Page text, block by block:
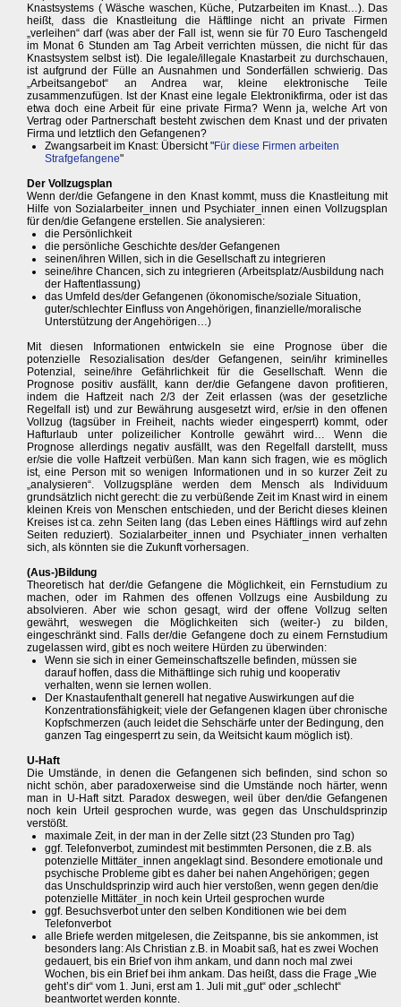
Knastsystems ( Wäsche waschen, Küche, Putzarbeiten im Knast…). Das
heißt, dass die Knastleitung die Häftlinge nicht an private Firmen
„verleihen“ darf (was aber der Fall ist, wenn sie für 70 Euro Taschengeld
im Monat 6 Stunden am Tag Arbeit verrichten müssen, die nicht für das
Knastsystem selbst ist). Die legale/illegale Knastarbeit zu durchschauen,
ist aufgrund der Fülle an Ausnahmen und Sonderfällen schwierig. Das
„Arbeitsangebot“ an Andrea war, kleine elektronische Teile
zusammenzufügen. Ist der Knast eine legale Elektronikfirma, oder ist das
etwa doch eine Arbeit für eine private Firma? Wenn ja, welche Art von
Vertrag oder Partnerschaft besteht zwischen dem Knast und der privaten
Firma und letztlich den Gefangenen?
Zwangsarbeit im Knast: Übersicht "Für diese Firmen arbeiten
Strafgefangene"
Der Vollzugsplan
Wenn der/die Gefangene in den Knast kommt, muss die Knastleitung mit
Hilfe von Sozialarbeiter_innen und Psychiater_innen einen Vollzugsplan
für den/die Gefangene erstellen. Sie analysieren:
die Persönlichkeit
die persönliche Geschichte des/der Gefangenen
seinen/ihren Willen, sich in die Gesellschaft zu integrieren
seine/ihre Chancen, sich zu integrieren (Arbeitsplatz/Ausbildung nach
der Haftentlassung)
das Umfeld des/der Gefangenen (ökonomische/soziale Situation,
guter/schlechter Einfluss von Angehörigen, finanzielle/moralische
Unterstützung der Angehörigen…)
Mit diesen Informationen entwickeln sie eine Prognose über die
potenzielle Resozialisation des/der Gefangenen, sein/ihr kriminelles
Potenzial, seine/ihre Gefährlichkeit für die Gesellschaft. Wenn die
Prognose positiv ausfällt, kann der/die Gefangene davon profitieren,
indem die Haftzeit nach 2/3 der Zeit erlassen (was der gesetzliche
Regelfall ist) und zur Bewährung ausgesetzt wird, er/sie in den offenen
Vollzug (tagsüber in Freiheit, nachts wieder eingesperrt) kommt, oder
Hafturlaub unter polizeilicher Kontrolle gewährt wird… Wenn die
Prognose allerdings negativ ausfällt, was den Regelfall darstellt, muss
er/sie die volle Haftzeit verbüßen. Man kann sich fragen, wie es möglich
ist, eine Person mit so wenigen Informationen und in so kurzer Zeit zu
„analysieren“. Vollzugspläne werden dem Mensch als Individuum
grundsätzlich nicht gerecht: die zu verbüßende Zeit im Knast wird in einem
kleinen Kreis von Menschen entschieden, und der Bericht dieses kleinen
Kreises ist ca. zehn Seiten lang (das Leben eines Häftlings wird auf zehn
Seiten reduziert). Sozialarbeiter_innen und Psychiater_innen verhalten
sich, als könnten sie die Zukunft vorhersagen.
(Aus-)Bildung
Theoretisch hat der/die Gefangene die Möglichkeit, ein Fernstudium zu
machen, oder im Rahmen des offenen Vollzugs eine Ausbildung zu
absolvieren. Aber wie schon gesagt, wird der offene Vollzug selten
gewährt, weswegen die Möglichkeiten sich (weiter-) zu bilden,
eingeschränkt sind. Falls der/die Gefangene doch zu einem Fernstudium
zugelassen wird, gibt es noch weitere Hürden zu überwinden:
Wenn sie sich in einer Gemeinschaftszelle befinden, müssen sie
darauf hoffen, dass die Mithäftlinge sich ruhig und kooperativ
verhalten, wenn sie lernen wollen.
Der Knastaufenthalt generell hat negative Auswirkungen auf die
Konzentrationsfähigkeit; viele der Gefangenen klagen über chronische
Kopfschmerzen (auch leidet die Sehschärfe unter der Bedingung, den
ganzen Tag eingesperrt zu sein, da Weitsicht kaum möglich ist).
U-Haft
Die Umstände, in denen die Gefangenen sich befinden, sind schon so
nicht schön, aber paradoxerweise sind die Umstände noch härter, wenn
man in U-Haft sitzt. Paradox deswegen, weil über den/die Gefangenen
noch kein Urteil gesprochen wurde, was gegen das Unschuldsprinzip
verstößt.
maximale Zeit, in der man in der Zelle sitzt (23 Stunden pro Tag)
ggf. Telefonverbot, zumindest mit bestimmten Personen, die z.B. als
potenzielle Mittäter_innen angeklagt sind. Besondere emotionale und
psychische Probleme gibt es daher bei nahen Angehörigen; gegen
das Unschuldsprinzip wird auch hier verstoßen, wenn gegen den/die
potenzielle Mittäter_in noch kein Urteil gesprochen wurde
ggf. Besuchsverbot unter den selben Konditionen wie bei dem
Telefonverbot
alle Briefe werden mitgelesen, die Zeitspanne, bis sie ankommen, ist
besonders lang: Als Christian z.B. in Moabit saß, hat es zwei Wochen
gedauert, bis ein Brief von ihm ankam, und dann noch mal zwei
Wochen, bis ein Brief bei ihm ankam. Das heißt, dass die Frage „Wie
geht’s dir“ vom 1. Juni, erst am 1. Juli mit „gut“ oder „schlecht“
beantwortet werden konnte.